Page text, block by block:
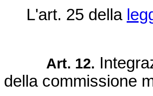
L'art. 25 della
Art. 12.
della commissione